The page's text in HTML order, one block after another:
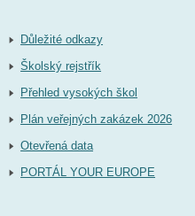
Důležité odkazy
Školský rejstřík
Přehled vysokých škol
Plán veřejných zakázek 2026
Otevřená data
PORTÁL YOUR EUROPE